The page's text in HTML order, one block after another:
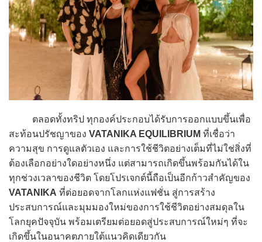
ตลอดทั้งทริป ทุกองค์ประกอบได้รับการออกแบบขึ้นเพื่อ
สะท้อนปรัชญาของ VATANIKA EQUILIBRIUM ที่เชื่อว่า
ความสุข การดูแลตัวเอง และการใช้ชีวิตอย่างเต็มที่ไม่ใช่สิ่งที่
ต้องเลือกอย่างใดอย่างหนึ่ง แต่สามารถเกิดขึ้นพร้อมกันได้ใน
ทุกช่วงเวลาของชีวิต โดยโปรเจกต์นี้ถือเป็นอีกก้าวสำคัญของ
VATANIKA ที่ต่อยอดจากโลกแห่งแฟชั่น สู่การสร้าง
ประสบการณ์และมุมมองใหม่ของการใช้ชีวิตอย่างสมดุลใน
โลกยุคปัจจุบัน พร้อมเตรียมต่อยอดสู่ประสบการณ์ใหม่ๆ ที่จะ
เกิดขึ้นในอนาคตภายใต้แนวคิดเดียวกัน